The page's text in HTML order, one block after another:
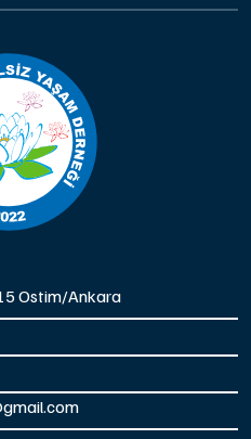
Ostim/Ankara